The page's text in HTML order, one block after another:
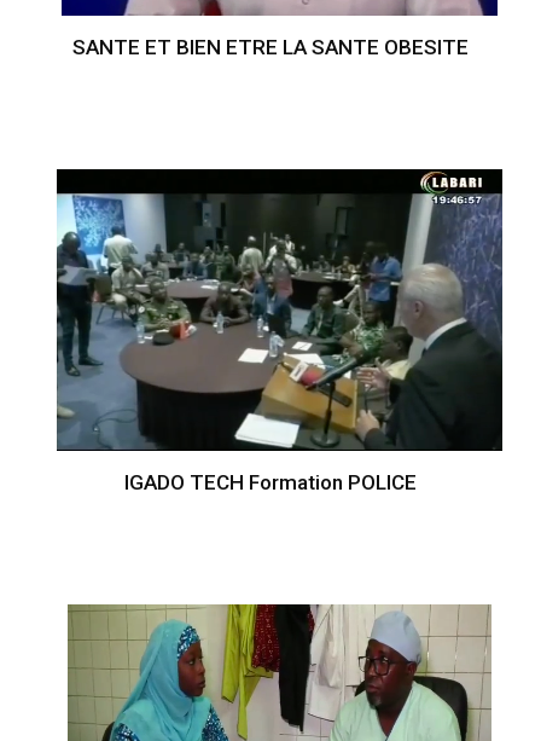
SANTE ET BIEN ETRE LA SANTE OBESITE
IGADO TECH Formation POLICE